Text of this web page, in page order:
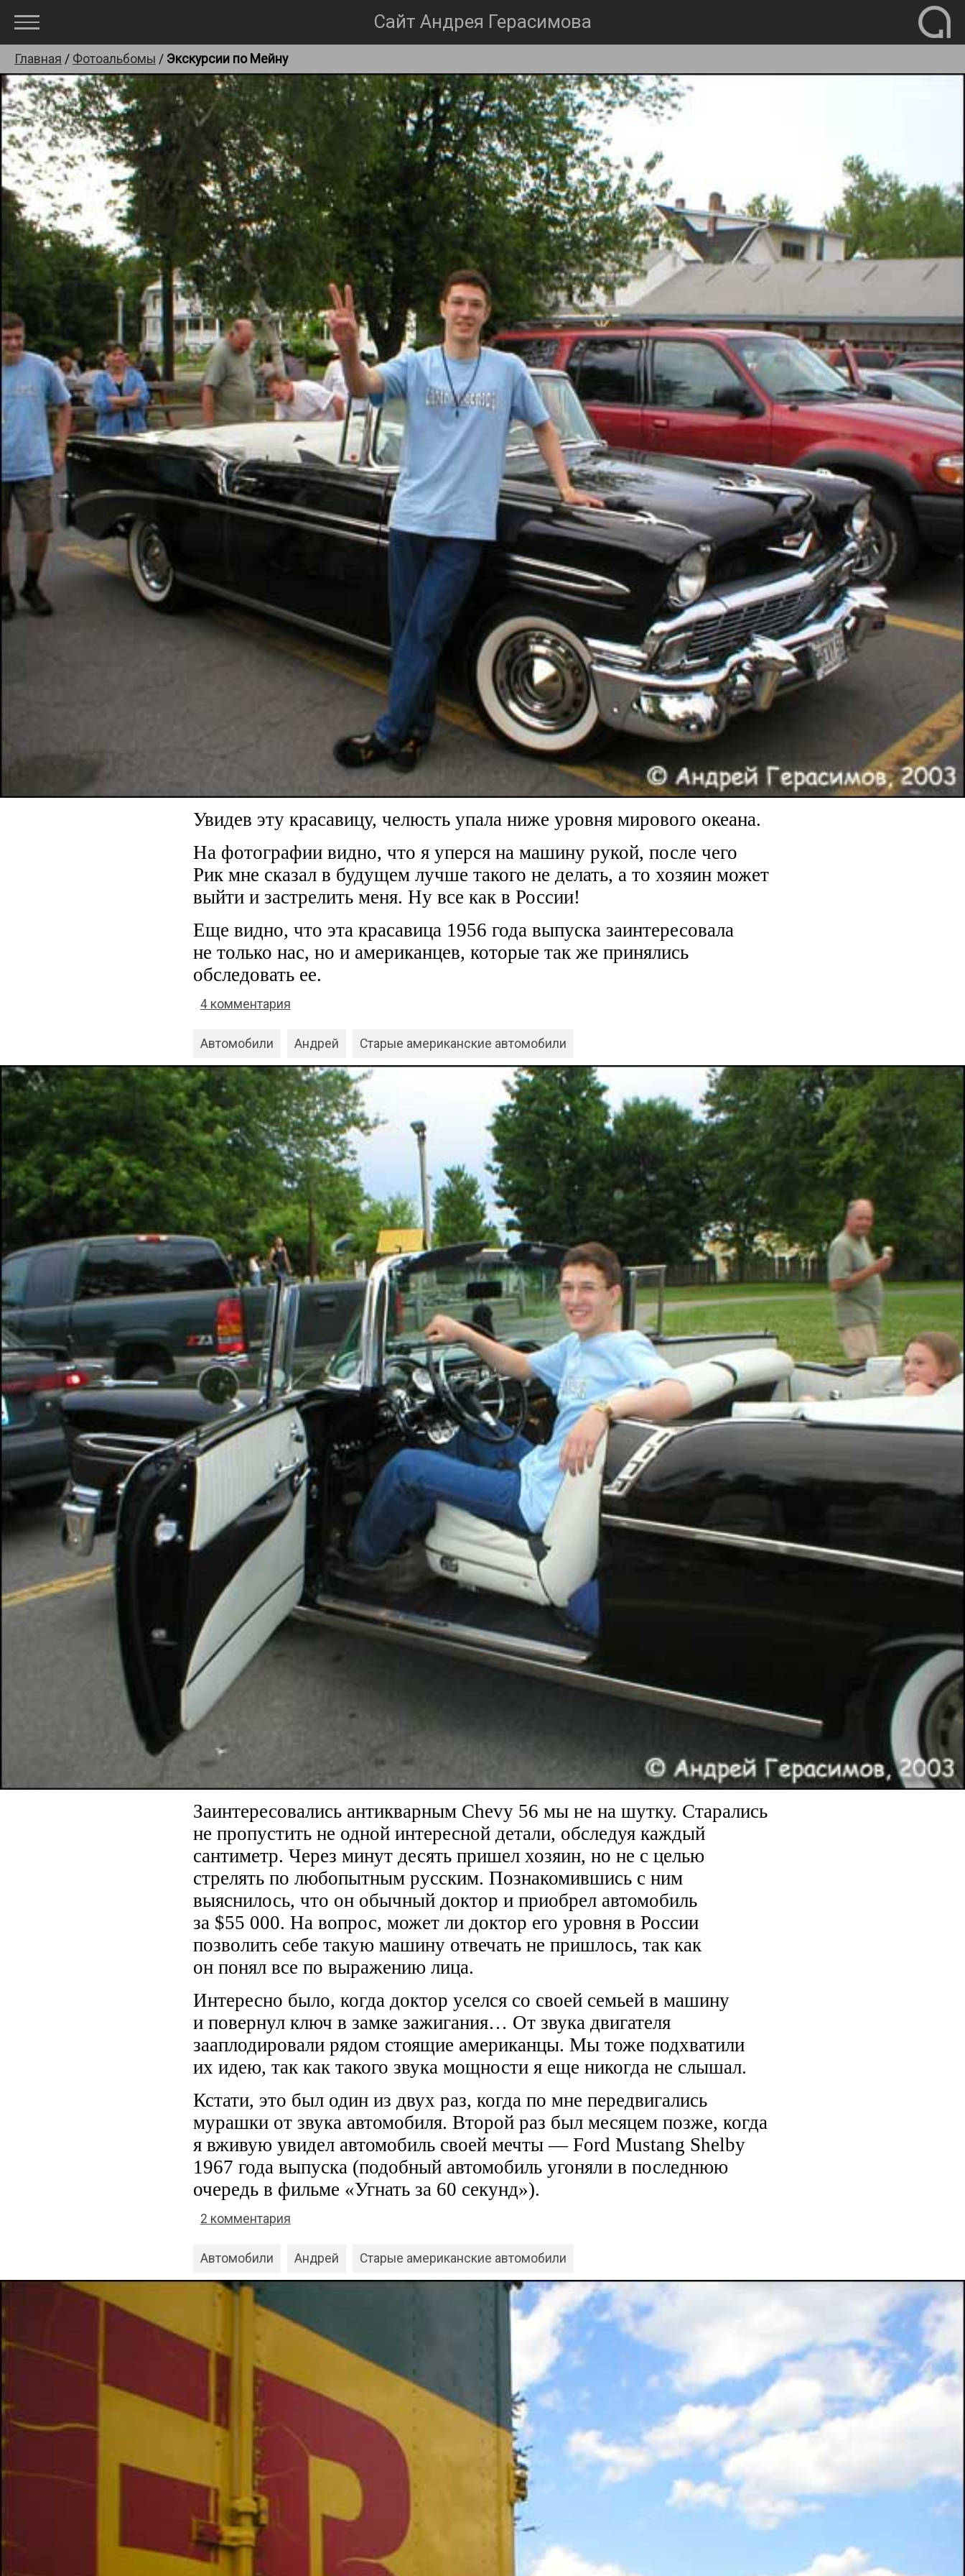
Сайт Андрея Герасимова
Главная / Фотоальбомы / Экскурсии по Мейну
Увидев эту красавицу, челюсть упала ниже уровня мирового океана.
На фотографии видно, что я уперся на машину рукой, после чего
Рик мне сказал в будущем лучше такого не делать, а то хозяин может
выйти и застрелить меня. Ну все как в России!
Еще видно, что эта красавица 1956 года выпуска заинтересовала
не только нас, но и американцев, которые так же принялись
обследовать ее.
4 комментария
Автомобили Андрей Старые американские автомобили
Заинтересовались антикварным Chevy 56 мы не на шутку. Старались
не пропустить не одной интересной детали, обследуя каждый
сантиметр. Через минут десять пришел хозяин, но не с целью
стрелять по любопытным русским. Познакомившись с ним
выяснилось, что он обычный доктор и приобрел автомобиль
за $55 000. На вопрос, может ли доктор его уровня в России
позволить себе такую машину отвечать не пришлось, так как
он понял все по выражению лица.
Интересно было, когда доктор уселся со своей семьей в машину
и повернул ключ в замке зажигания… От звука двигателя
зааплодировали рядом стоящие американцы. Мы тоже подхватили
их идею, так как такого звука мощности я еще никогда не слышал.
Кстати, это был один из двух раз, когда по мне передвигались
мурашки от звука автомобиля. Второй раз был месяцем позже, когда
я вживую увидел автомобиль своей мечты — Ford Mustang Shelby
1967 года выпуска (подобный автомобиль угоняли в последнюю
очередь в фильме «Угнать за 60 секунд»).
2 комментария
Автомобили Андрей Старые американские автомобили